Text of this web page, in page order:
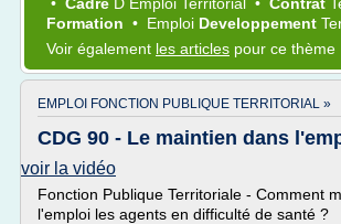
Formation • Emploi Developpement
Voir également les articles pour ce thème
EMPLOI FONCTION PUBLIQUE TERRITORIAL »
CDG 90 - Le maintien dans
voir la vidéo
Fonction Publique Territoriale - Comment
l'emploi les agents en difficulté de santé ?